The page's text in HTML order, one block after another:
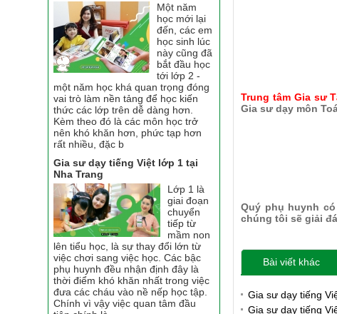
Trung tâm Gia sư
Gia sư dạy môn
Quý phụ huynh
chúng tôi sẽ giải
Bài viết khác
Gia sư dạy tiếng
Gia sư dạy tiếng
Một năm
học mới lại
đến, các em
học sinh lúc
này cũng đã
bắt đầu học
tới lớp 2 -
một năm học khá quan trọng đóng
vai trò làm nền tảng để học kiến
thức các lớp trên dễ dàng hơn.
Kèm theo đó là các môn học trở
nên khó khăn hơn, phức tạp hơn
rất nhiều, đặc b
Gia sư dạy tiếng Việt lớp 1 tại
Nha Trang
Lớp 1 là
giai đoạn
chuyển
tiếp từ
mầm non
lên tiểu học, là sự thay đổi lớn từ
việc chơi sang việc học. Các bậc
phụ huynh đều nhận định đây là
thời điểm khó khăn nhất trong việc
đưa các cháu vào nề nếp học tập.
Chính vì vậy việc quan tâm đầu